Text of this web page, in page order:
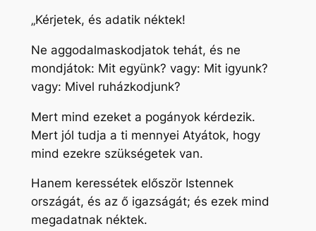
„Kérjetek, és adatik néktek!
Ne aggodalmaskodjatok tehát, és ne
mondjátok: Mit együnk? vagy: Mit igyunk?
vagy: Mivel ruházkodjunk?
Mert mind ezeket a pogányok kérdezik.
Mert jól tudja a ti mennyei Atyátok, hogy
mind ezekre szükségetek van.
Hanem keressétek először Istennek
országát, és az ő igazságát; és ezek mind
megadatnak néktek.